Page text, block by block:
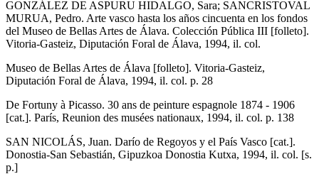
GONZÁLEZ DE ASPURU HIDALGO, Sara; SANCRISTOVAL
MURUA, Pedro. Arte vasco hasta los años cincuenta en los fondos
del Museo de Bellas Artes de Álava. Colección Pública III [folleto].
Vitoria-Gasteiz, Diputación Foral de Álava, 1994, il. col.
Museo de Bellas Artes de Álava [folleto]. Vitoria-Gasteiz,
Diputación Foral de Álava, 1994, il. col. p. 28
De Fortuny à Picasso. 30 ans de peinture espagnole 1874 - 1906
[cat.]. París, Reunion des musées nationaux, 1994, il. col. p. 138
SAN NICOLÁS, Juan. Darío de Regoyos y el País Vasco [cat.].
Donostia-San Sebastián, Gipuzkoa Donostia Kutxa, 1994, il. col. [s.
p.]